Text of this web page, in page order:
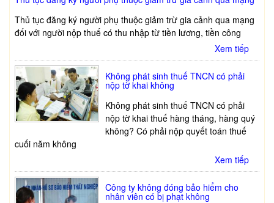
Thủ tục đăng ký người phụ thuộc giảm trừ gia cảnh qua mạng
đối với người nộp thuế có thu nhập từ tiền lương, tiền công
Xem tiếp
Không phát sinh thuế TNCN có phải
nộp tờ khai không
Không phát sinh thuế TNCN có phải
nộp tờ khai thuế hàng tháng, hàng quý
không? Có phải nộp quyết toán thuế
cuối năm không
Xem tiếp
Công ty không đóng bảo hiểm cho
nhân viên có bị phạt không